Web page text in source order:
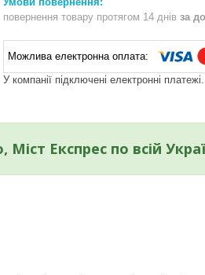
повернення товару протягом 14 днів за
У компанії підключені електронні
Експрес по всій